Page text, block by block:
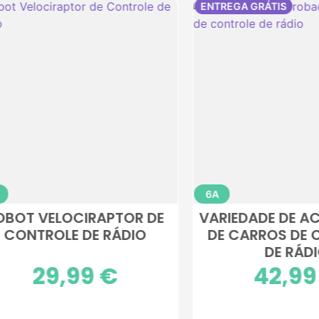
GRÁTIS
O-TERRENO
POR RÁDIO
Preço
59,99 €
ENTREGA GRÁTIS
CONTROLE DE
THUNDER
44,99 €